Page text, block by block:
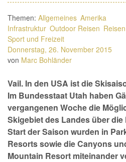
Themen: Allgemeines Amerika
Infrastruktur Outdoor Reisen Reisen
Sport und Freizeit
Donnerstag, 26. November 2015
von Marc Bohländer
Vail. In den USA ist die
Im Bundesstaat Utah haben
vergangenen Woche die
Skigebiet des Landes über
Start der Saison wurden in
Resorts sowie die Canyons
Mountain Resort miteinander